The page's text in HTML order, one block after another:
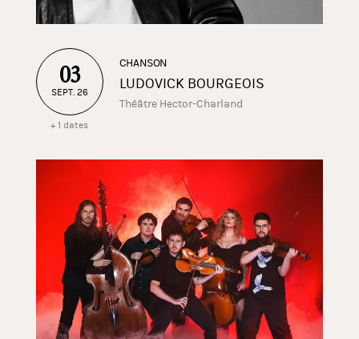
03
SEPT. 26
+ 1 dates
CHANSON
LUDOVICK BOURGEOIS
Théâtre Hector-Charland